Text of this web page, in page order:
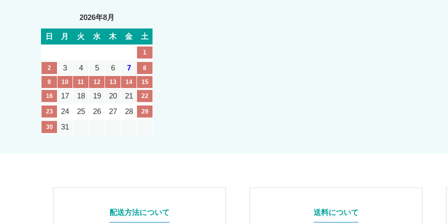
2026年8月
日 月 火 水 木 金 土
1
2 3 4 5 6 7
8
9
10 11 12 13 14
15
16
17 18 19 20 21 22
23 24 25 26 27 28 29
30 31
配送方法について 送料について